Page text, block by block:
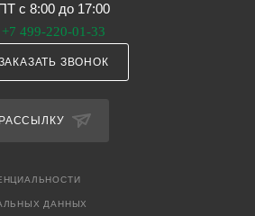
с 8:00 до 17:00
+7 499-220-01-33
ЗВОНОК
ДАННЫХ